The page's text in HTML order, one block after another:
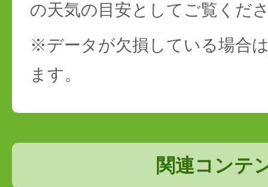
の天気の目安としてご覧くだ
※データが欠損している場合
ます。
関連コンテ